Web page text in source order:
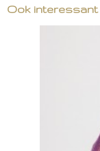
Ook interessant